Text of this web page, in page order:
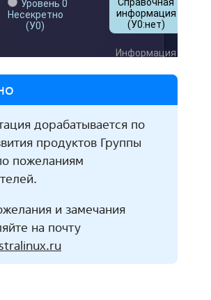
дорабатывается по
продуктов Группы
пожеланиям
и замечания
на почту
.ru